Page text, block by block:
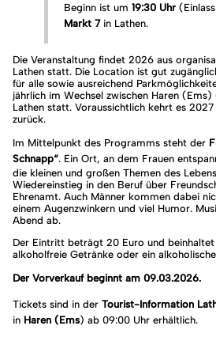
Beginn ist um 19:30 Uhr
Markt 7in Lathen.
Die Veranstaltung findet 2026 aus
Lathen statt. Die Location ist gut
für alle sowie ausreichend
jährlich im Wechsel zwischen Haren
Lathen statt. Voraussichtlich kehrt es
zurück.
Im Mittelpunkt des Programms steht der
Schnapp“. Ein Ort, an dem Frauen
die kleinen und großen Themen des
Wiedereinstieg in den Beruf über
Ehrenamt. Auch Männer kommen dabei
einem Augenzwinkern und viel Humor.
Abend ab.
Der Eintritt beträgt 20 Euro und beinhaltet
alkoholfreie Getränke oder ein
Der Vorverkauf beginnt am 09.03.2026.
Tickets sind in der Tourist-Information
in Haren (Ems) ab 09:00 Uhr erhältlich.